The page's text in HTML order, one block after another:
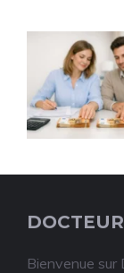
Bienvenue sur